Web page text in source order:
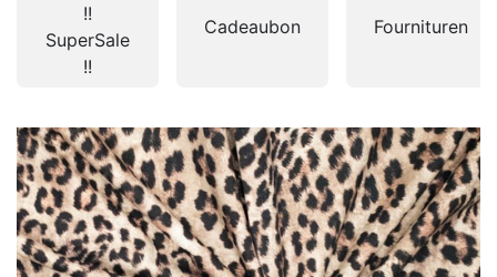
!!
SuperSale
!!
Cadeaubon Fournituren